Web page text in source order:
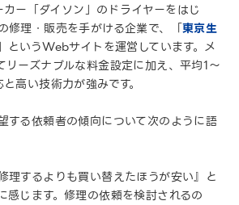
ー「ダイソン」のドライヤーをはじ
修理・販売を手がける企業で、「東京生
というWebサイトを運営しています。メ
リーズナブルな料金設定に加え、平均1〜
高い技術力が強みです。
する依頼者の傾向について次のように語
理するよりも買い替えたほうが安い』と
感じます。修理の依頼を検討されるの